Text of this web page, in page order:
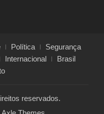
Política
Segurança
Internacional
Brasil
reservados.